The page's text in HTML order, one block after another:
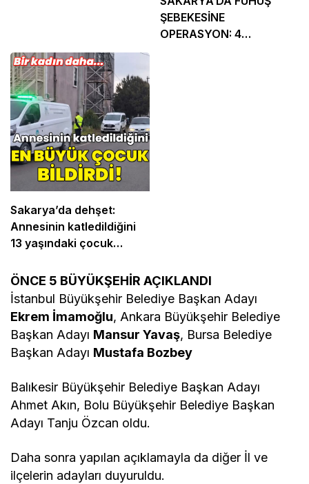
ŞEBEKESİNE
OPERASYON: 4
Sakarya’da dehşet:
Annesinin katledildiğini
13 yaşındaki çocuk
ÖNCE 5 BÜYÜKŞEHİR AÇIKLANDI
İstanbul Büyükşehir Belediye Başkan Adayı
Ekrem İmamoğlu, Ankara Büyükşehir Belediye
Başkan Adayı Mansur Yavaş, Bursa Belediye
Başkan Adayı Mustafa Bozbey
Balıkesir Büyükşehir Belediye Başkan Adayı
Ahmet Akın, Bolu Büyükşehir Belediye Başkan
Adayı Tanju Özcan oldu.
Daha sonra yapılan açıklamayla da diğer İl ve
ilçelerin adayları duyuruldu.